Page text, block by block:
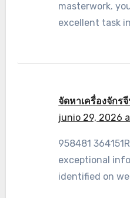
masterwork.
excellent task
จัดหาเครื่องจักร
junio 29, 2026
958481
exceptional
identified on